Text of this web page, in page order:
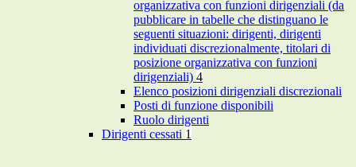
organizzativa con funzioni dirigenziali (da
pubblicare in tabelle che distinguano le
seguenti situazioni: dirigenti, dirigenti
individuati discrezionalmente, titolari di
posizione organizzativa con funzioni
dirigenziali) 4
Elenco posizioni dirigenziali discrezionali
Posti di funzione disponibili
Ruolo dirigenti
Dirigenti cessati 1